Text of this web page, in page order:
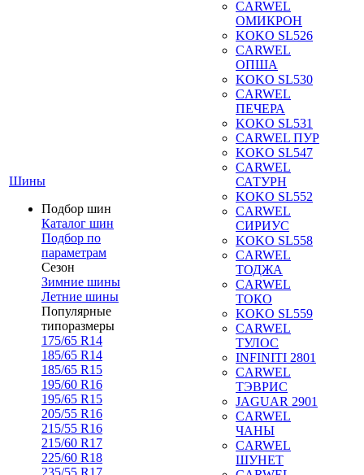
Шины
Подбор шин
Каталог шин
Подбор по
параметрам
Сезон
Зимние шины
Летние шины
Популярные
типоразмеры
175/65 R14
185/65 R14
185/65 R15
195/60 R16
195/65 R15
205/55 R16
215/55 R16
215/60 R17
225/60 R18
235/55 R17
CARWEL
ОМИКРОН
KOKO SL526
CARWEL
ОПША
KOKO SL530
CARWEL
ПЕЧЕРА
KOKO SL531
CARWEL ПУР
KOKO SL547
CARWEL
САТУРН
KOKO SL552
CARWEL
СИРИУС
KOKO SL558
CARWEL
ТОДЖА
CARWEL
ТОКО
KOKO SL559
CARWEL
ТУЛОС
INFINITI 2801
CARWEL
ТЭВРИС
JAGUAR 2901
CARWEL
ЧАНЫ
CARWEL
ШУНЕТ